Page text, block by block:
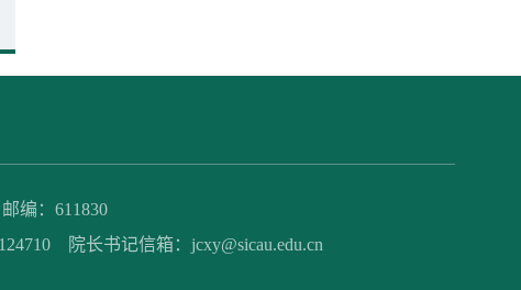
编：611830
院长书记信箱：jcxy@sicau.edu.cn